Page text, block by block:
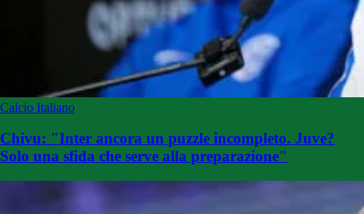
Calcio Italiano
Chivu: "Inter ancora un puzzle incompleto. Juve?
Solo una sfida che serve alla preparazione"